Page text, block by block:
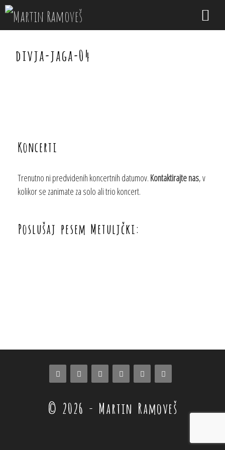
Skip
divja-jaga-04
Koncerti
Trenutno ni predvidenih koncertnih datumov. Kontaktirajte nas, v
kolikor se zanimate za solo ali trio koncert.
Poslušaj pesem Metuljčki:
© 2026 - Martin Ramoveš